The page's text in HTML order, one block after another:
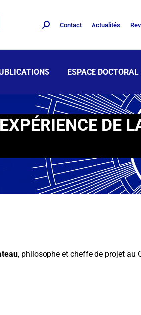
Contact Actualités
ESPACE DOCTORAL
DE
, philosophe et cheffe de projet au